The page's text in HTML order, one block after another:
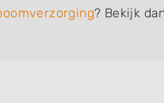
? Bekijk